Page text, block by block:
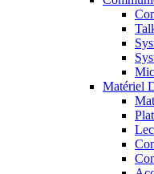
Matériel